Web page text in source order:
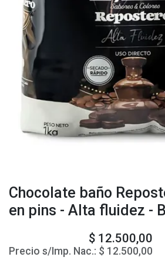
Chocolate baño
en pins - Alta fluidez -
$ 12.500,00
Precio s/Imp. Nac.: $ 12.500,00